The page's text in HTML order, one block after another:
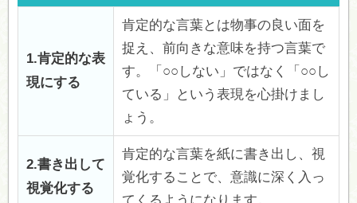
1.肯定的な表
現にする
肯定的な言葉とは物事の良い面を
捉え、前向きな意味を持つ言葉で
す。「○○しない」ではなく「○○し
ている」という表現を心掛けまし
ょう。
2.書き出して
視覚化する
肯定的な言葉を紙に書き出し、視
覚化することで、意識に深く入っ